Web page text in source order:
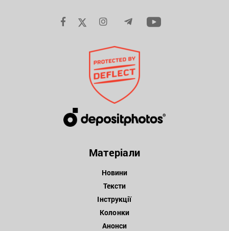
Матеріали
Новини
Тексти
Інструкції
Колонки
Анонси